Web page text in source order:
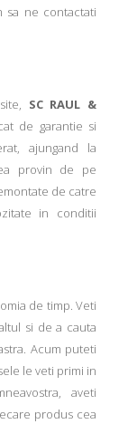
sa ne contactati
SC RAUL &
de garantie si
ajungand la
provin de pe
de catre
in conditii
de timp. Veti
si de a cauta
Acum puteti
le veti primi in
aveti
produs cea